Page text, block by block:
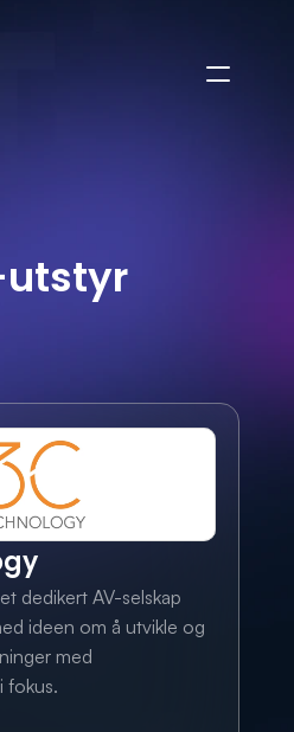
dedikert AV-selskap
ideen om å utvikle og
med
fokus.